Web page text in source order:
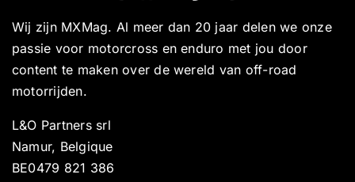
Wij zijn MXMag. Al meer dan 20 jaar delen we onze
passie voor motorcross en enduro met jou door
content te maken over de wereld van off-road
motorrijden.
L&O Partners srl
Namur, Belgique
BE0479 821 386